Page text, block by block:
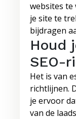
websites
je site te
bijdragen
Houd
SEO-
Het is van
richtlijnen.
je ervoor
van de